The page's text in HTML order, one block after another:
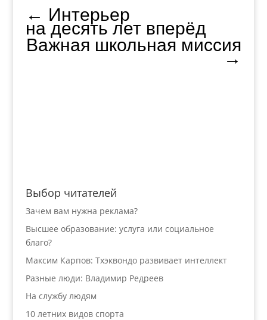
← Интерьер
на десять лет вперёд
Важная школьная миссия
→
Выбор читателей
Зачем вам нужна реклама?
Высшее образование: услуга или социальное
благо?
Максим Карпов: Тхэквондо развивает интеллект
Разные люди: Владимир Редреев
На службу людям
10 летних видов спорта